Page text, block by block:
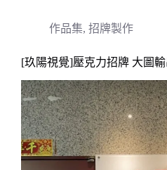
作品集, 招牌製作
[玖陽視覺]壓克力招牌 大圖